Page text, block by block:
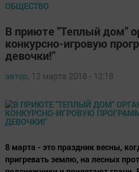
ОБЩЕСТВО
В приюте "Теплый дом"
конкурсно-игровую
девочки!"
автор, 12 марта 2018 - 12:18
8 марта - это праздник весны,
пригревать землю, на лесных